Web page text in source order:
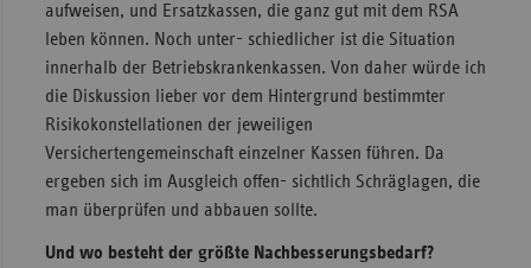
aufweisen, und Ersatzkassen, die ganz gut mit dem RSA
leben können. Noch unter- schiedlicher ist die Situation
innerhalb der Betriebskrankenkassen. Von daher würde ich
die Diskussion lieber vor dem Hintergrund bestimmter
Risikokonstellationen der jeweiligen
Versichertengemeinschaft einzelner Kassen führen. Da
ergeben sich im Ausgleich offen- sichtlich Schräglagen, die
man überprüfen und abbauen sollte.
Und wo besteht der größte Nachbesserungsbedarf?